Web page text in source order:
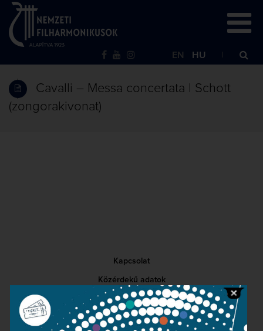
EN HU
Cavalli – Messa concertata | Schott
(zongorakivonat)
Kapcsolat
Közérdekű adatok
Sajtószoba
Adatvédelem